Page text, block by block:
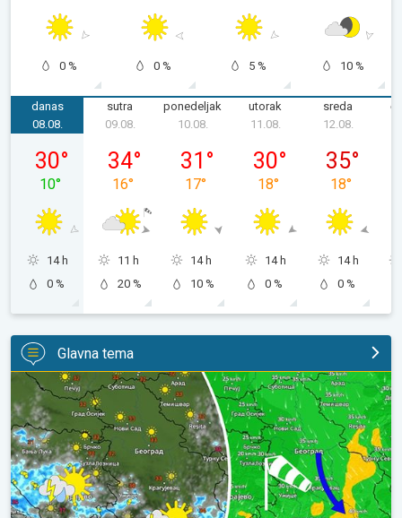
0 % 0 % 5 % 10 %
danas
subota, 08. 08.
08.08.
30°
10°
14 h
0 %
sutra
09.08.
34°
16°
11 h
20 %
ponedeljak
10.08.
31 °
17°
14 h
10 %
utorak
11.08.
30°
18°
14 h
0 %
sreda
12.08.
35°
18°
14 h
0 %
Glavna tema
Za koji stepen svežije, uz severni vetar. Tek poneki pljusak. . .